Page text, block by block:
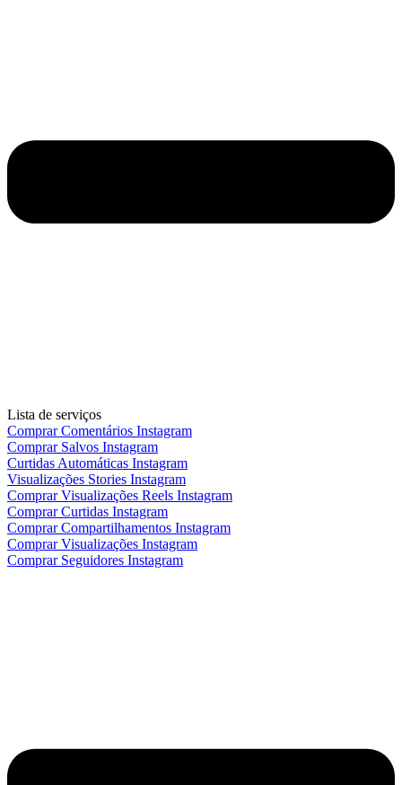
Lista de serviços
Comprar Comentários Instagram
Comprar Salvos Instagram
Curtidas Automáticas Instagram
Visualizações Stories Instagram
Comprar Visualizações Reels Instagram
Comprar Curtidas Instagram
Comprar Compartilhamentos Instagram
Comprar Visualizações Instagram
Comprar Seguidores Instagram